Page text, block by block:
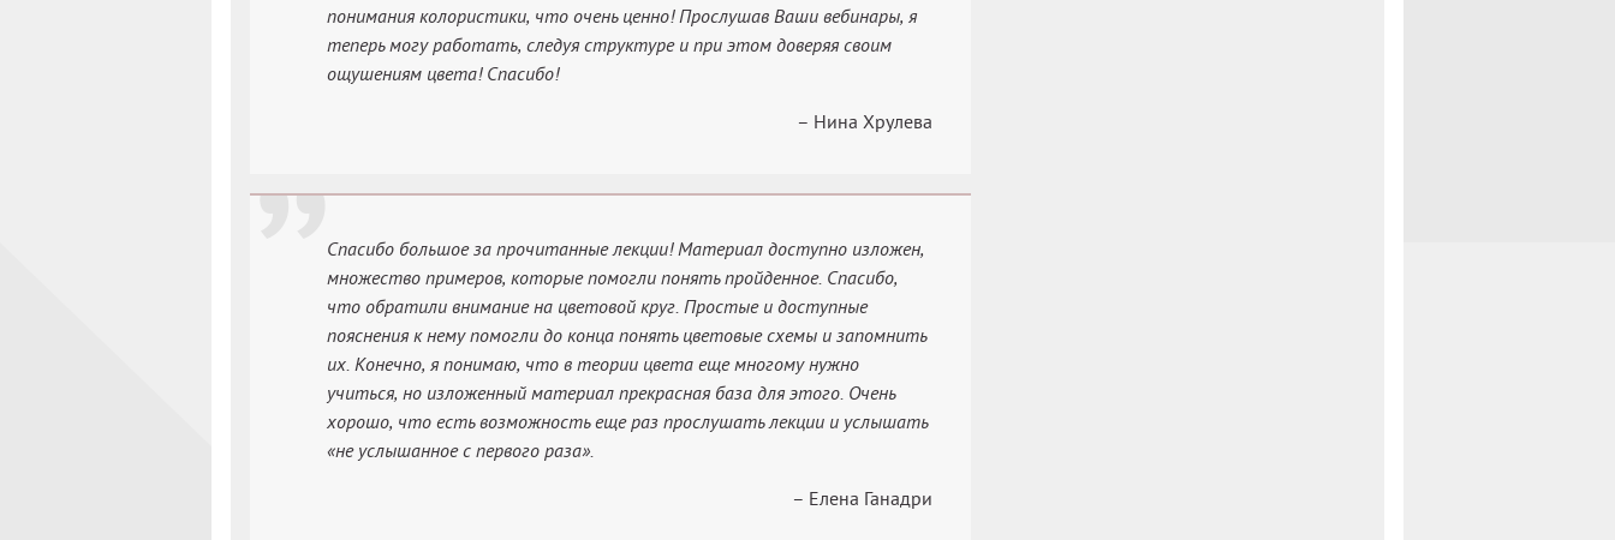
понимания колористики, что очень ценно! Прослушав Ваши вебинары, я
теперь могу работать, следуя структуре и при этом доверяя своим
ощушениям цвета! Спасибо!
– Нина Хрулева
Спасибо большое за прочитанные лекции! Материал доступно изложен,
множество примеров, которые помогли понять пройденное. Спасибо,
что обратили внимание на цветовой круг. Простые и доступные
пояснения к нему помогли до конца понять цветовые схемы и запомнить
их. Конечно, я понимаю, что в теории цвета еще многому нужно
учиться, но изложенный материал прекрасная база для этого. Очень
хорошо, что есть возможность еще раз прослушать лекции и услышать
«не услышанное с первого раза».
– Елена Ганадри